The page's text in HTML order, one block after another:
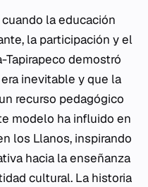
la educación
la participación y el
Tapirapeco demostró
inevitable y que la
recurso pedagógico
modelo ha influido en
los Llanos, inspirando
hacia la enseñanza
cultural. La historia